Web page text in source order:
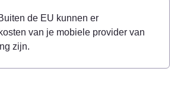
de EU kunnen er
van je mobiele provider van
zijn.